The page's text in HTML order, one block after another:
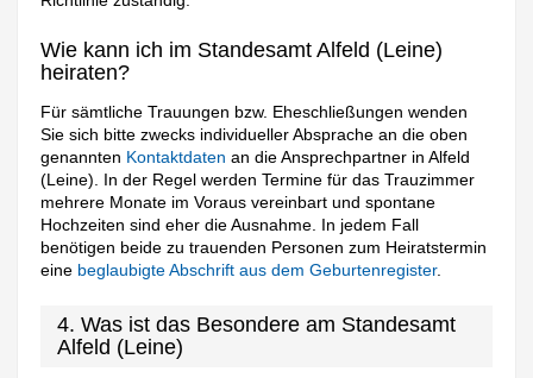
Wie kann ich im Standesamt Alfeld (Leine)
heiraten?
Für sämtliche Trauungen bzw. Eheschließungen wenden
Sie sich bitte zwecks individueller Absprache an die oben
genannten Kontaktdaten an die Ansprechpartner in Alfeld
(Leine). In der Regel werden Termine für das Trauzimmer
mehrere Monate im Voraus vereinbart und spontane
Hochzeiten sind eher die Ausnahme. In jedem Fall
benötigen beide zu trauenden Personen zum Heiratstermin
eine beglaubigte Abschrift aus dem Geburtenregister.
4. Was ist das Besondere am Standesamt
Alfeld (Leine)